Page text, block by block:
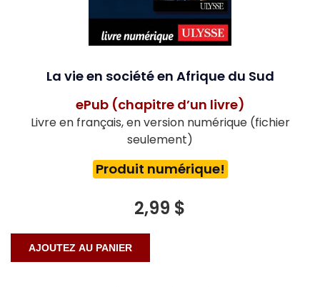
La vie en société en Afrique du Sud
ePub (chapitre d’un livre)
Livre en français, en version numérique (fichier
seulement)
Produit numérique!
2,99 $